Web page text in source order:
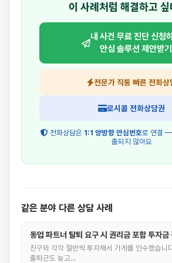
이 사례처럼 해결하고
내 사건 무료 진단 신청
안심 솔루션 제안받기
전문가 직통 빠른 전화상
로시콜 전화상담권
전화상담은 1:1 양방향 안심번호로 연결 —
출되지 않아요
같은 분야 다른 상담 사례
동업 파트너 탈퇴 요구 시 권리금 포함 투자금
친구와 각각 절반씩 투자해서 가게를 인수했습니
출퇴근도 늦고…